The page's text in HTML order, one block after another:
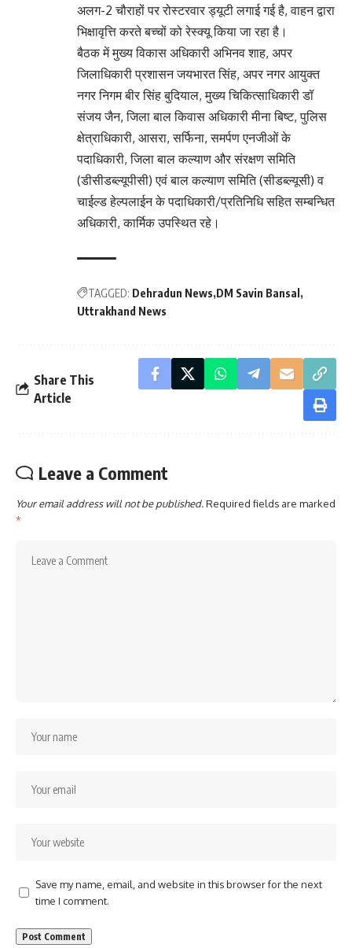
अलग-2 चौराहों पर रोस्टरवार ड्यूटी लगाई गई है, वाहन द्वारा
भिक्षावृत्ति करते बच्चों को रेस्क्यू किया जा रहा है।
बैठक में मुख्य विकास अधिकारी अभिनव शाह, अपर
जिलाधिकारी प्रशासन जयभारत सिंह, अपर नगर आयुक्त
नगर निगम बीर सिंह बुदियाल, मुख्य चिकित्साधिकारी डॉ
संजय जैन, जिला बाल किवास अधिकारी मीना बिष्ट, पुलिस
क्षेत्राधिकारी, आसरा, सर्फिना, समर्पण एनजीओं के
पदाधिकारी, जिला बाल कल्याण और संरक्षण समिति
(डीसीडब्ल्यूपीसी) एवं बाल कल्याण समिति (सीडब्ल्यूसी) व
चाईल्ड हेल्पलाईन के पदाधिकारी/प्रतिनिधि सहित सम्बन्धित
अधिकारी, कार्मिक उपस्थित रहे।
TAGGED: Dehradun News DM Savin Bansal
Uttrakhand News
Share This
Article
Leave a Comment
Your email address will not be published.Required fields are marked
*
Save my name, email, and website in this browser for the next
time I comment.